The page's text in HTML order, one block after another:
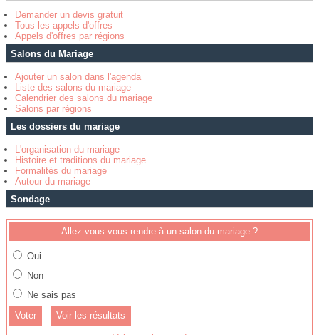
Demander un devis gratuit
Tous les appels d'offres
Appels d'offres par régions
Salons du Mariage
Ajouter un salon dans l'agenda
Liste des salons du mariage
Calendrier des salons du mariage
Salons par régions
Les dossiers du mariage
L'organisation du mariage
Histoire et traditions du mariage
Formalités du mariage
Autour du mariage
Sondage
Allez-vous vous rendre à un salon du mariage ?
Oui
Non
Ne sais pas
Voir les résultats